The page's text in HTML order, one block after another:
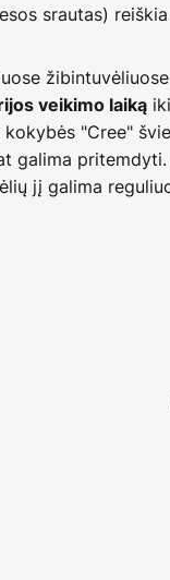
srautas)
veikimo laiką
"Cree"
galima
jį galima